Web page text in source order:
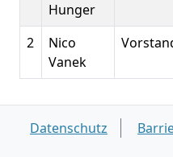
Hunger
2
Nico
Vanek
Datenschutz